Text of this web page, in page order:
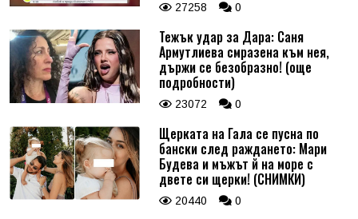
27258 0
Тежък удар за Дара: Саня
Армутлиева смразена към нея,
държи се безобразно! (още
подробности)
23072 0
Щерката на Гала се пусна по
бански след раждането: Мари
Будева и мъжът й на море с
двете си щерки! (СНИМКИ)
20440 0